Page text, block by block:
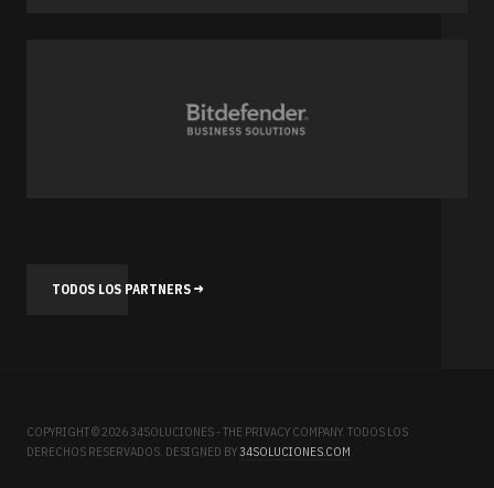
TODOS LOS PARTNERS
COPYRIGHT © 2026 34SOLUCIONES - THE PRIVACY COMPANY. TODOS LOS
DERECHOS RESERVADOS. DESIGNED BY34SOLUCIONES.COM.